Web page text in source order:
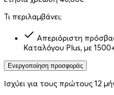
Τι περιλαμβάνει;
Απεριόριστη
Καταλόγου Plus, με
Ενεργοποίηση προσφοράς
Ισχύει για τους πρώτους 12